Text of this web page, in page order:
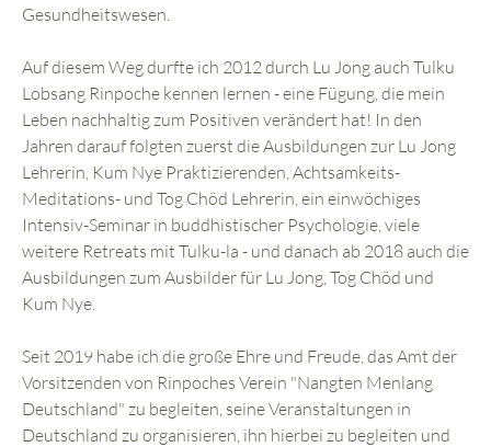
Gesundheitswesen.
Auf diesem Weg durfte ich 2012 durch Lu Jong auch Tulku
Lobsang Rinpoche kennen lernen - eine Fügung, die mein
Leben nachhaltig zum Positiven verändert hat! In den
Jahren darauf folgten zuerst die Ausbildungen zur Lu Jong
Lehrerin, Kum Nye Praktizierenden, Achtsamkeits-
Meditations- und Tog Chöd Lehrerin, ein einwöchiges
Intensiv-Seminar in buddhistischer Psychologie, viele
weitere Retreats mit Tulku-la - und danach ab 2018 auch die
Ausbildungen zum Ausbilder für Lu Jong, Tog Chöd und
Kum Nye.
Seit 2019 habe ich die große Ehre und Freude, das Amt der
Vorsitzenden von Rinpoches Verein "Nangten Menlang
Deutschland" zu begleiten, seine Veranstaltungen in
Deutschland zu organisieren, ihn hierbei zu begleiten und